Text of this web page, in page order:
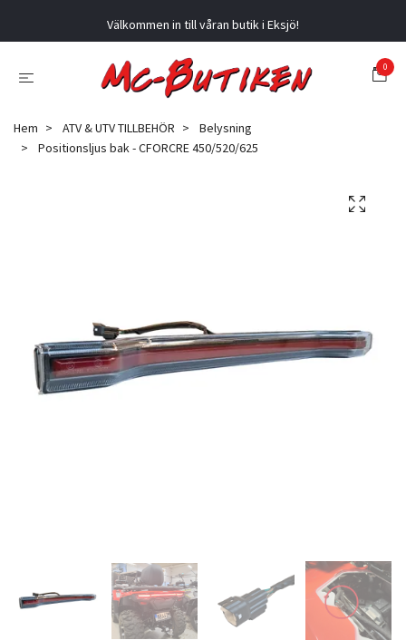
Välkommen in till våran butik i Eksjö!
0
Hem ATV & UTV TILLBEHÖR
Belysning
Positionsljus bak - CFORCRE 450/520/625